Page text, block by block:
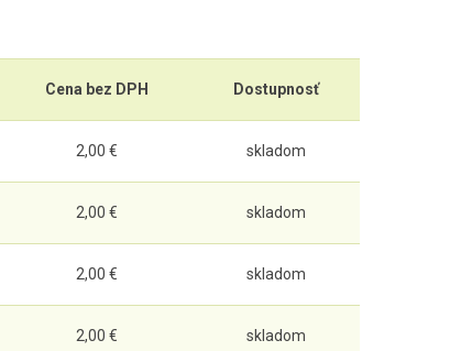
Cena bez DPH Dostupnosť
2,00 € skladom
2,00 € skladom
2,00 € skladom
2,00 € skladom